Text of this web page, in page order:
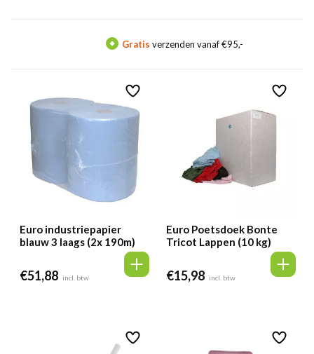
Gratis verzenden vanaf €95,-
Euro industriepapier
blauw 3 laags (2x 190m)
€51,88 incl. btw
Euro Poetsdoek Bonte
Tricot Lappen (10 kg)
€15,98 incl. btw